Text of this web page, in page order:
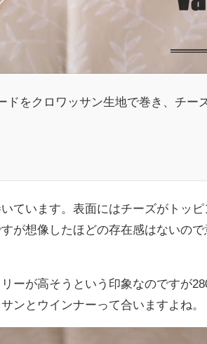
ドをクロワッサン生地で巻き、チー
ています。表面にはチーズがトッ
が想像したほどの存在感はないの
ーが高そうという印象なのですが
ンとウインナーって合いますよね。